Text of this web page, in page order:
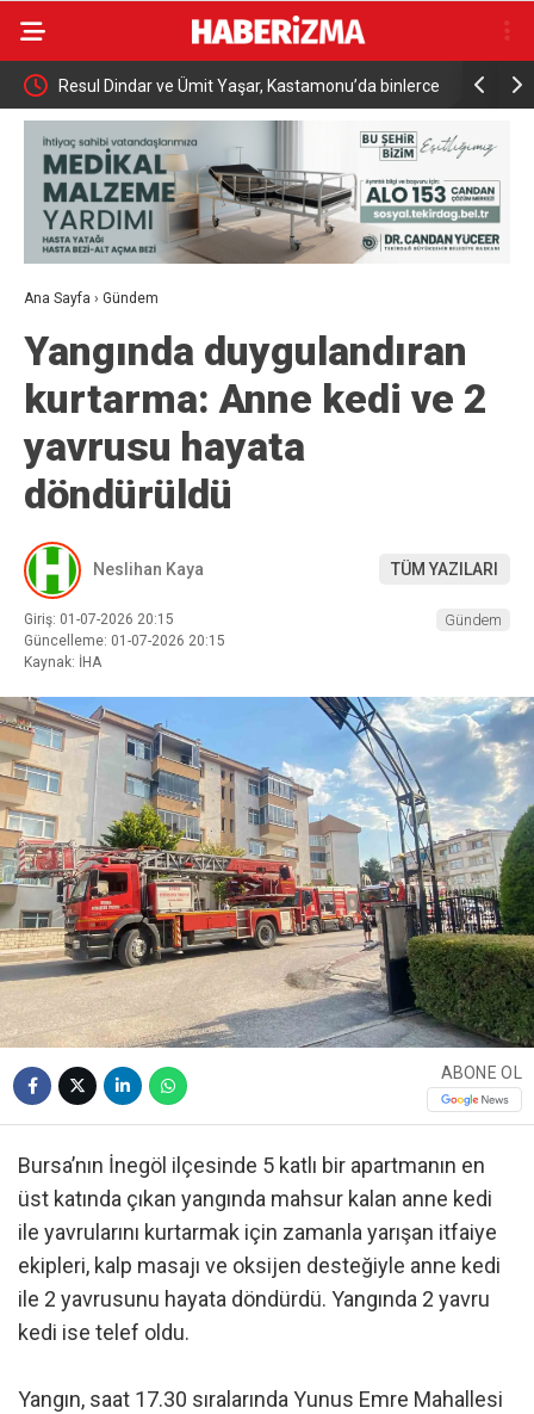
Resul Dindar ve Ümit Yaşar, Kastamonu’da binlerce
vatandaşa unutulmaz bir gece yaşattı
Ana Sayfa › Gündem
Yangında duygulandıran
kurtarma: Anne kedi ve 2
yavrusu hayata
döndürüldü
Neslihan Kaya TÜM YAZILARI
Giriş: 01-07-2026 20:15
Güncelleme: 01-07-2026 20:15
Kaynak: İHA
Gündem
ABONE OL
Bursa’nın İnegöl ilçesinde 5 katlı bir apartmanın en
üst katında çıkan yangında mahsur kalan anne kedi
ile yavrularını kurtarmak için zamanla yarışan itfaiye
ekipleri, kalp masajı ve oksijen desteğiyle anne kedi
ile 2 yavrusunu hayata döndürdü. Yangında 2 yavru
kedi ise telef oldu.
Yangın, saat 17.30 sıralarında Yunus Emre Mahallesi